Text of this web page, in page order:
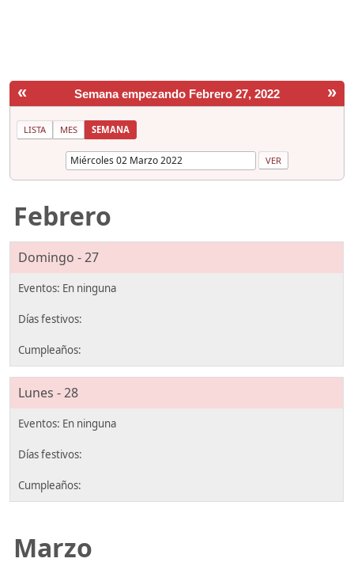
« »
Semana empezando Febrero 27, 2022
LISTA MES SEMANA
Febrero
Domingo - 27
Lunes - 28
Marzo